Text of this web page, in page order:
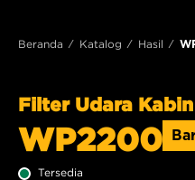
Beranda Katalog Hasil
Filter Udara Kabin
WP2200
Tersedia